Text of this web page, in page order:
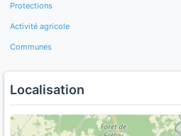
Protections
Activité agricole
Communes
Localisation